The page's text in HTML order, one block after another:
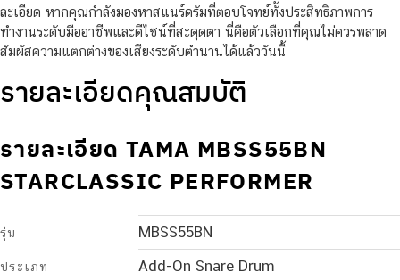
ละเอียด หากคุณกำลังมองหาสแนร์ดรัมที่ตอบโจทย์ทั้งประสิทธิภาพการ
ทำงานระดับมืออาชีพและดีไซน์ที่สะดุดตา นี่คือตัวเลือกที่คุณไม่ควรพลาด
สัมผัสความแตกต่างของเสียงระดับตำนานได้แล้ววันนี้
รายละเอียดคุณสมบัติ
รายละเอียด TAMA MBSS55BN
STARCLASSIC PERFORMER
รุ่น MBSS55BN
ประเภท Add-On Snare Drum